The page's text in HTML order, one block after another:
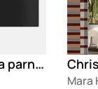
DG 2840 OBSW ugradna parna rerna
Mara